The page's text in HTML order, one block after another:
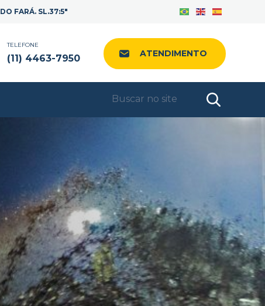
FARÁ. SL.37:5"
ATENDIMENTO
TELEFONE
(11) 4463-7950